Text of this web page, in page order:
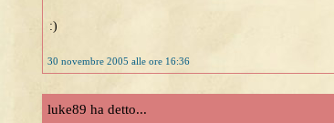
:)
30 novembre 2005 alle ore 16:36
luke89 ha detto...